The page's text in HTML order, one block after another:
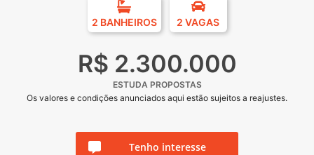
2 BANHEIROS 2 VAGAS
R$ 2.300.000
ESTUDA PROPOSTAS
Os valores e condições anunciados aqui estão sujeitos a reajustes.
Tenho interesse